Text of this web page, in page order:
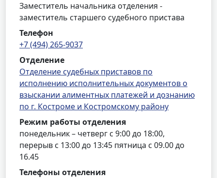
Заместитель начальника отделения -
заместитель старшего судебного пристава
Телефон
+7 (494) 265-9037
Отделение
Отделение судебных приставов по
исполнению исполнительных документов о
взыскании алиментных платежей и дознанию
по г. Костроме и Костромскому району
Режим работы отделения
понедельник – четверг с 9:00 до 18:00,
перерыв с 13:00 до 13:45 пятница с 09.00 до
16.45
Телефоны отделения